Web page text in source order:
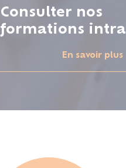
Consulter nos
formations intra
En savoir plus